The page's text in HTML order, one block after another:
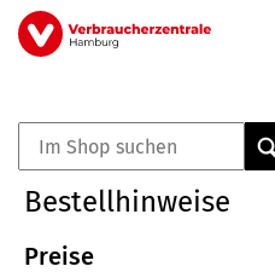
Direkt
zum
0
Bestellhinweise
Preise